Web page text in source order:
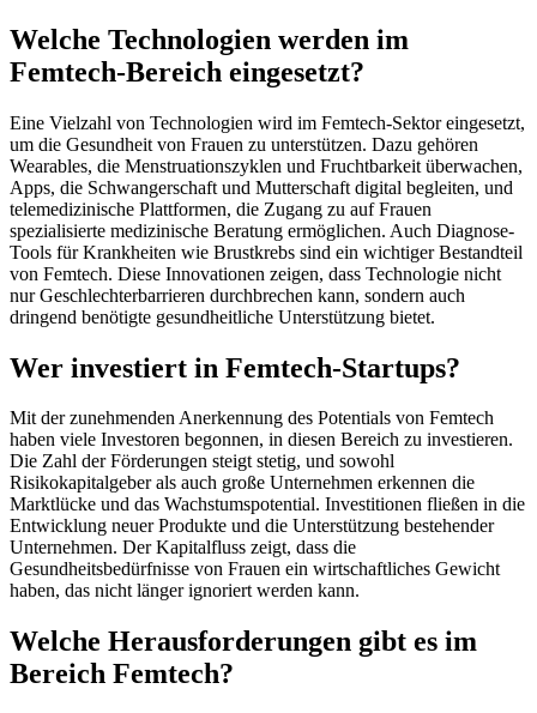
Welche Technologien werden im
Femtech-Bereich eingesetzt?
Eine Vielzahl von Technologien wird im Femtech-Sektor eingesetzt,
um die Gesundheit von Frauen zu unterstützen. Dazu gehören
Wearables, die Menstruationszyklen und Fruchtbarkeit überwachen,
Apps, die Schwangerschaft und Mutterschaft digital begleiten, und
telemedizinische Plattformen, die Zugang zu auf Frauen
spezialisierte medizinische Beratung ermöglichen. Auch Diagnose-
Tools für Krankheiten wie Brustkrebs sind ein wichtiger Bestandteil
von Femtech. Diese Innovationen zeigen, dass Technologie nicht
nur Geschlechterbarrieren durchbrechen kann, sondern auch
dringend benötigte gesundheitliche Unterstützung bietet.
Wer investiert in Femtech-Startups?
Mit der zunehmenden Anerkennung des Potentials von Femtech
haben viele Investoren begonnen, in diesen Bereich zu investieren.
Die Zahl der Förderungen steigt stetig, und sowohl
Risikokapitalgeber als auch große Unternehmen erkennen die
Marktlücke und das Wachstumspotential. Investitionen fließen in die
Entwicklung neuer Produkte und die Unterstützung bestehender
Unternehmen. Der Kapitalfluss zeigt, dass die
Gesundheitsbedürfnisse von Frauen ein wirtschaftliches Gewicht
haben, das nicht länger ignoriert werden kann.
Welche Herausforderungen gibt es im
Bereich Femtech?